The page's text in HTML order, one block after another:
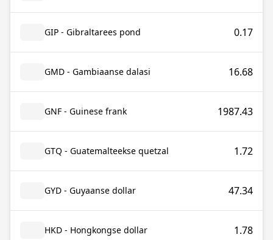
GIP - Gibraltarees pond 0.17
GMD - Gambiaanse dalasi 16.68
GNF - Guinese frank 1987.43
GTQ - Guatemalteekse quetzal 1.72
GYD - Guyaanse dollar 47.34
HKD - Hongkongse dollar 1.78